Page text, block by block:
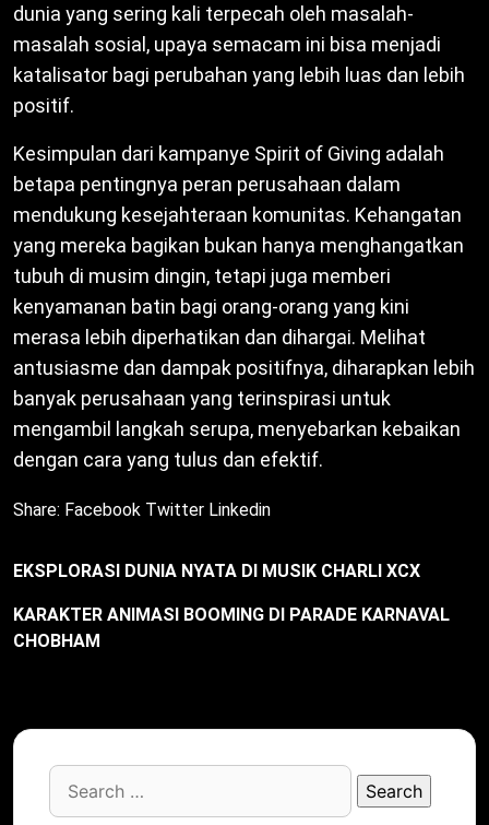
dunia yang sering kali terpecah oleh masalah-
masalah sosial, upaya semacam ini bisa menjadi
katalisator bagi perubahan yang lebih luas dan lebih
positif.
Kesimpulan dari kampanye Spirit of Giving adalah
betapa pentingnya peran perusahaan dalam
mendukung kesejahteraan komunitas. Kehangatan
yang mereka bagikan bukan hanya menghangatkan
tubuh di musim dingin, tetapi juga memberi
kenyamanan batin bagi orang-orang yang kini
merasa lebih diperhatikan dan dihargai. Melihat
antusiasme dan dampak positifnya, diharapkan lebih
banyak perusahaan yang terinspirasi untuk
mengambil langkah serupa, menyebarkan kebaikan
dengan cara yang tulus dan efektif.
Share: Facebook Twitter Linkedin
EKSPLORASI DUNIA NYATA DI MUSIK CHARLI XCX
KARAKTER ANIMASI BOOMING DI PARADE KARNAVAL
CHOBHAM
Search
for: